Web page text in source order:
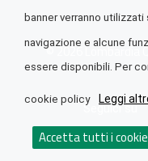
© 2026 Lombardia
Seguici su
banner verranno
navigazione e alcune
essere disponibili. Per
cookie policy Leggi
Accetta tutti i cookie